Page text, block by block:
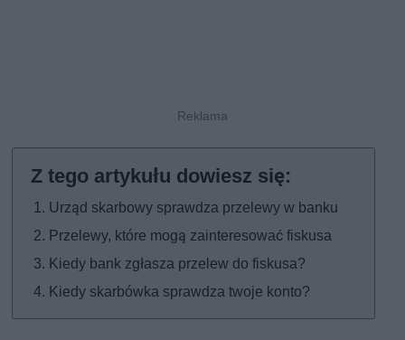
Urząd skarbowy sprawdza przelewy w banku
Przelewy, które mogą zainteresować fiskusa
Kiedy bank zgłasza przelew do fiskusa?
Kiedy skarbówka sprawdza twoje konto?